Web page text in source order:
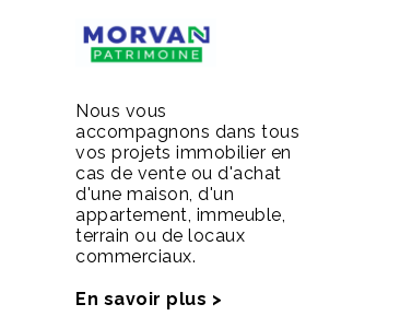
Nous vous
accompagnons dans tous
vos projets immobilier en
cas de vente ou d'achat
d'une maison, d'un
appartement, immeuble,
terrain ou de locaux
commerciaux.
En savoir plus >